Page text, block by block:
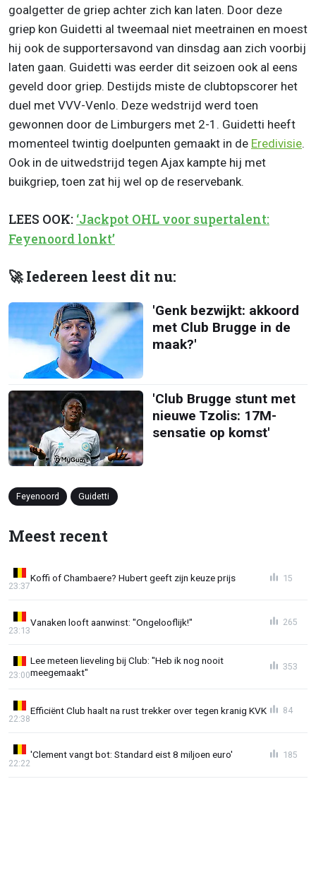
goalgetter de griep achter zich kan laten. Door deze
griep kon Guidetti al tweemaal niet meetrainen en moest
hij ook de supportersavond van dinsdag aan zich voorbij
laten gaan. Guidetti was eerder dit seizoen ook al eens
geveld door griep. Destijds miste de clubtopscorer het
duel met VVV-Venlo. Deze wedstrijd werd toen
gewonnen door de Limburgers met 2-1. Guidetti heeft
momenteel twintig doelpunten gemaakt in de Eredivisie.
Ook in de uitwedstrijd tegen Ajax kampte hij met
buikgriep, toen zat hij wel op de reservebank.
LEES OOK: ‘Jackpot OHL voor supertalent:
Feyenoord lonkt’
🚀 Iedereen leest dit nu:
'Genk bezwijkt: akkoord
met Club Brugge in de
maak?'
'Club Brugge stunt met
nieuwe Tzolis: 17M-
sensatie op komst'
Feyenoord Guidetti
Meest recent
Koffi of Chambaere? Hubert geeft zijn keuze prijs
23:37
15
Vanaken looft aanwinst: "Ongelooflijk!"
23:13
265
Lee meteen lieveling bij Club: "Heb ik nog nooit
meegemaakt"
23:00
353
Efficiënt Club haalt na rust trekker over tegen kranig KVK
22:38
84
'Clement vangt bot: Standard eist 8 miljoen euro'
22:22
185